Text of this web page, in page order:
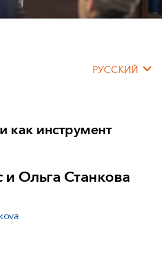
РУССКИЙ
инструмент
Ольга Станкова